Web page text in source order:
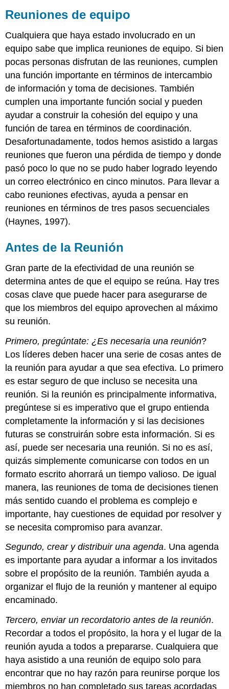
Reuniones de equipo
Cualquiera que haya estado involucrado en un
equipo sabe que implica reuniones de equipo. Si bien
pocas personas disfrutan de las reuniones, cumplen
una función importante en términos de intercambio
de información y toma de decisiones. También
cumplen una importante función social y pueden
ayudar a construir la cohesión del equipo y una
función de tarea en términos de coordinación.
Desafortunadamente, todos hemos asistido a largas
reuniones que fueron una pérdida de tiempo y donde
pasó poco lo que no se pudo haber logrado leyendo
un correo electrónico en cinco minutos. Para llevar a
cabo reuniones efectivas, ayuda a pensar en
reuniones en términos de tres pasos secuenciales
(Haynes, 1997).
Antes de la Reunión
Gran parte de la efectividad de una reunión se
determina antes de que el equipo se reúna. Hay tres
cosas clave que puede hacer para asegurarse de
que los miembros del equipo aprovechen al máximo
su reunión.
Primero, pregúntate: ¿Es necesaria una reunión?
Los líderes deben hacer una serie de cosas antes de
la reunión para ayudar a que sea efectiva. Lo primero
es estar seguro de que incluso se necesita una
reunión. Si la reunión es principalmente informativa,
pregúntese si es imperativo que el grupo entienda
completamente la información y si las decisiones
futuras se construirán sobre esta información. Si es
así, puede ser necesaria una reunión. Si no es así,
quizás simplemente comunicarse con todos en un
formato escrito ahorrará un tiempo valioso. De igual
manera, las reuniones de toma de decisiones tienen
más sentido cuando el problema es complejo e
importante, hay cuestiones de equidad por resolver y
se necesita compromiso para avanzar.
Segundo, crear y distribuir una agenda. Una agenda
es importante para ayudar a informar a los invitados
sobre el propósito de la reunión. También ayuda a
organizar el flujo de la reunión y mantener al equipo
encaminado.
Tercero, enviar un recordatorio antes de la reunión.
Recordar a todos el propósito, la hora y el lugar de la
reunión ayuda a todos a prepararse. Cualquiera que
haya asistido a una reunión de equipo solo para
encontrar que no hay razón para reunirse porque los
miembros no han completado sus tareas acordadas